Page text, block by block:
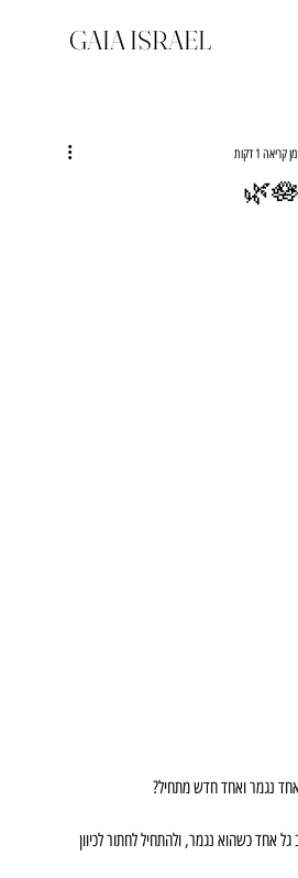
GAIA ISRAEL
קריאה 1 דקות
נגמר ואחד חדש מתחיל?
אחד כשהוא נגמר, ולהתחיל לחתור לכיוון